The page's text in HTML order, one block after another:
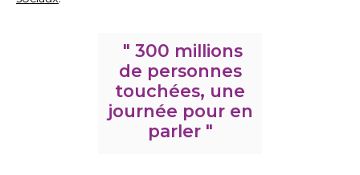
" 300 millions
de personnes
touchées, une
journée pour en
parler "